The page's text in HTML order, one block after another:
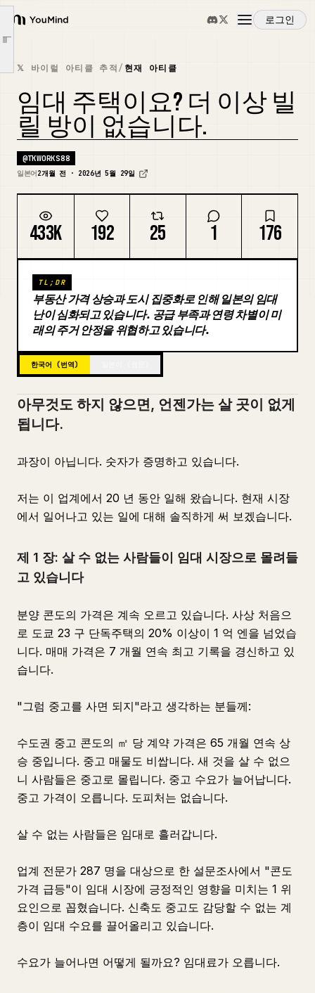
YouMind
로그인
개요
사용 사례
스킬
프롬프트
가격
다운로드
블로그
업데이트
Article outline
제 5 장: 노후에 임대할 수 없는 현실
제 6 장: 아무것도 하지 않으면, 일본은 이렇게 될 것입니다
제 7 장: 그렇다면, 지금 무엇을 해야 할까요?
제 8 장: 임대를 선택하는 것은 옳습니다. 하지만 아무것도 하지 않는 것은 옳지 않습니다.
𝕏 바이럴 아티클 추적/ 현재 아티클
임대 주택이요? 더 이상 빌
릴 방이 없습니다.
@TKWORKS88
일본어2개월 전 · 2026년 5월 29일
433K 192 25 1 176
TL;DR
부동산 가격 상승과 도시 집중화로 인해 일본의 임대
난이 심화되고 있습니다. 공급 부족과 연령 차별이 미
래의 주거 안정을 위협하고 있습니다.
한국어 (번역)
아무것도 하지 않으면, 언젠가는 살 곳이 없게
됩니다.
과장이 아닙니다. 숫자가 증명하고 있습니다.
저는 이 업계에서 20 년 동안 일해 왔습니다. 현재 시장
에서 일어나고 있는 일에 대해 솔직하게 써 보겠습니다.
제 1 장: 살 수 없는 사람들이 임대 시장으로 몰려들
고 있습니다
분양 콘도의 가격은 계속 오르고 있습니다. 사상 처음으
로 도쿄 23 구 단독주택의 20% 이상이 1 억 엔을 넘었습
니다. 매매 가격은 7 개월 연속 최고 기록을 경신하고 있
습니다.
"그럼 중고를 사면 되지"라고 생각하는 분들께:
수도권 중고 콘도의 ㎡ 당 계약 가격은 65 개월 연속 상
승 중입니다. 중고 매물도 비쌉니다. 새 것을 살 수 없으
니 사람들은 중고로 몰립니다. 중고 수요가 늘어납니다.
중고 가격이 오릅니다. 도피처는 없습니다.
살 수 없는 사람들은 임대로 흘러갑니다.
업계 전문가 287 명을 대상으로 한 설문조사에서 "콘도
가격 급등"이 임대 시장에 긍정적인 영향을 미치는 1 위
요인으로 꼽혔습니다. 신축도 중고도 감당할 수 없는 계
층이 임대 수요를 끌어올리고 있습니다.
수요가 늘어나면 어떻게 될까요? 임대료가 오릅니다.